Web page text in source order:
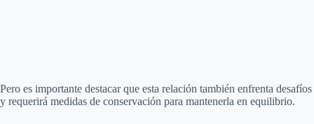
Pero es importante destacar que esta relación también enfrenta desafíos
y requerirá medidas de conservación para mantenerla en equilibrio.